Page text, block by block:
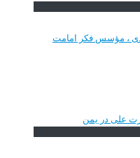
، مؤسس فکر امامت